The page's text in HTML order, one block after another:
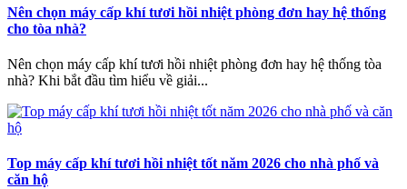
Nên chọn máy cấp khí tươi hồi nhiệt phòng đơn hay hệ thống
cho tòa nhà?
Nên chọn máy cấp khí tươi hồi nhiệt phòng đơn hay hệ thống tòa
nhà? Khi bắt đầu tìm hiểu về giải...
Top máy cấp khí tươi hồi nhiệt tốt năm 2026 cho nhà phố và
căn hộ